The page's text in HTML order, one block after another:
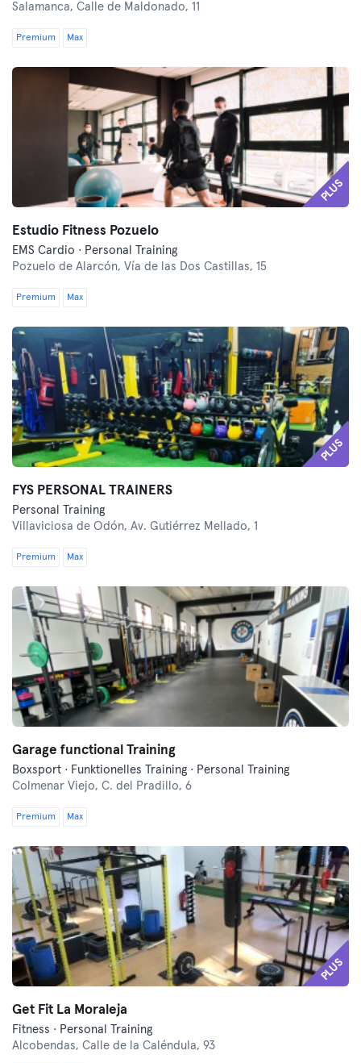
Salamanca, Calle de Maldonado, 11
Premium Max
PLUS
Estudio Fitness Pozuelo
EMS Cardio · Personal Training
Pozuelo de Alarcón, Vía de las Dos Castillas, 15
Premium Max
PLUS
FYS PERSONAL TRAINERS
Personal Training
Villaviciosa de Odón, Av. Gutiérrez Mellado, 1
Premium Max
Garage functional Training
Boxsport · Funktionelles Training · Personal Training
Colmenar Viejo, C. del Pradillo, 6
Premium Max
PLUS
Get Fit La Moraleja
Fitness · Personal Training
Alcobendas, Calle de la Caléndula, 93